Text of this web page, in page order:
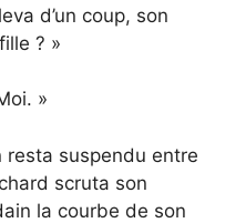
d’un coup, son
? »
»
suspendu entre
scruta son
la courbe de son